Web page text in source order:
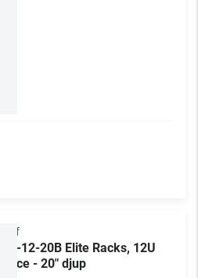
Chief
ERK-12-20B Elite Racks, 12U
Space - 20" djup